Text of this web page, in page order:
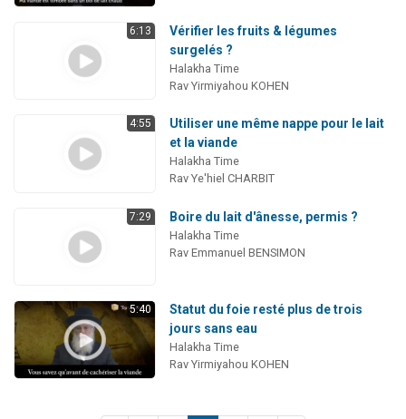
6:13
Vérifier les fruits & légumes
surgelés ?
Halakha Time
Rav Yirmiyahou KOHEN
4:55
Utiliser une même nappe pour le lait
et la viande
Halakha Time
Rav Ye'hiel CHARBIT
7:29 Boire du lait d'ânesse, permis ?
Halakha Time
Rav Emmanuel BENSIMON
5:40
Statut du foie resté plus de trois
jours sans eau
Halakha Time
Rav Yirmiyahou KOHEN